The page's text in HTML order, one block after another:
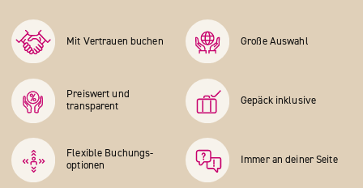
Mit Vertrauen buchen Große Auswahl
Preiswert und
transparent
Gepäck inklusive
Flexible Buchungs­
optionen
Immer an deiner Seite